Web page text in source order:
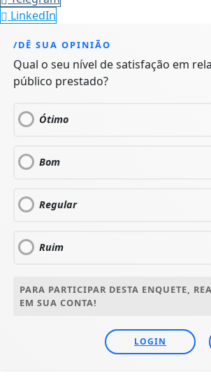
LinkedIn
/DÊ SUA OPINIÃO
Qual o seu nível de satisfação em
público prestado?
Ótimo
Bom
Regular
Ruim
PARA PARTICIPAR DESTA ENQUETE,
EM SUA CONTA!
LOGIN